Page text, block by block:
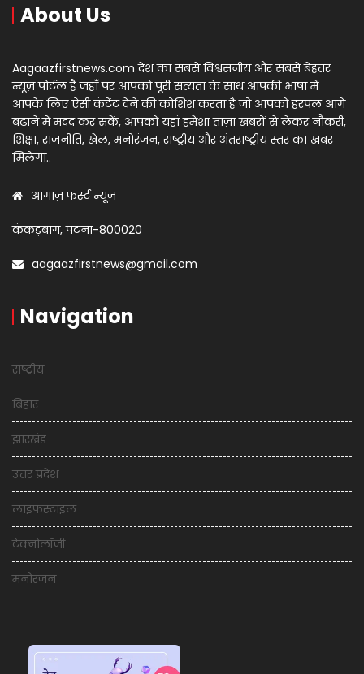
About Us
Aagaazfirstnews.com देश का सबसे विश्वसनीय और सबसे बेहतर
न्यूज़ पोर्टल है जहाँ पर आपको पूरी सत्यता के साथ आपकी भाषा में
आपके लिए ऐसी कंटेंट देने की कोशिश करता है जो आपको हरपल आगे
बढ़ाने में मदद कर सकें, आपको यहां हमेशा ताज़ा खबरों से लेकर नौकरी,
शिक्षा, राजनीति, खेल, मनोरंजन, राष्ट्रीय और अंतराष्ट्रीय स्तर का खबर
मिलेगा..
आगाज़ फर्स्ट न्यूज़
कंकड़बाग, पटना-800020
aagaazfirstnews@gmail.com
Navigation
राष्ट्रीय
बिहार
झारखंड
उत्तर प्रदेश
लाइफस्टाइल
टेक्नोलॉजी
मनोरंजन